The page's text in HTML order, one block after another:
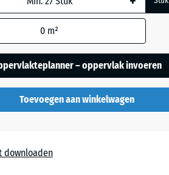
0 m²
– oppervlak invoeren
Toevoegen aan winkelwagen
downloaden